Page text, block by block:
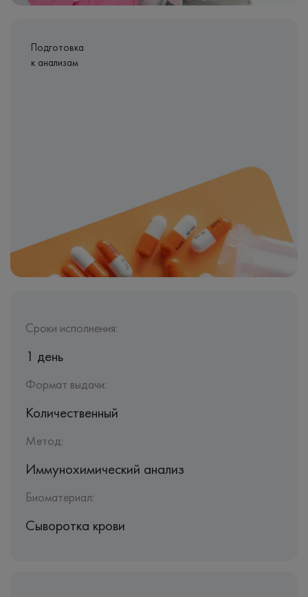
Подготовка
к анализам
Сроки исполнения:
1 день
Формат выдачи:
Количественный
Метод:
Иммунохимический анализ
Биоматериал:
Сыворотка крови